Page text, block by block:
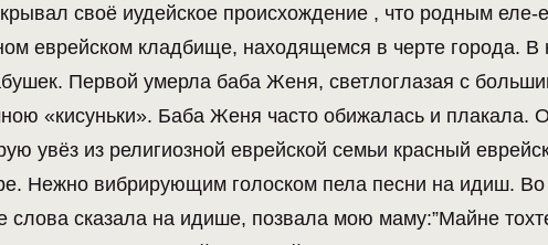
своё иудейское происхождение , что родным еле-
еврейском кладбище, находящемся в черте города.
Первой умерла баба Женя, светлоглазая с
«кисуньки». Баба Женя часто обижалась и плакала.
увёз из религиозной еврейской семьи красный
Нежно вибрирующим голоском пела песни на идиш.
сказала на идише, позвала мою маму:”Майне